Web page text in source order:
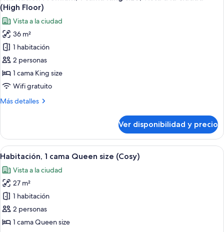
(High
Floor)
King
size,
vista
a
la
ciudad
(High
todas
las
fotos
de
Habitación
Premium,
1
cama
size,
la
ciudad
(High
Floor)
(High Floor)
Vista a la ciudad
36 m²
1 habitación
2 personas
1 cama King size
Wifi gratuito
Más detalles
Más
Premium,
cama
size,
vista
la
ciudad
(High
Floor)
Ver disponibilidad y precio
Ver
todas
las
fotos
de
Habitación,
1
Habitación de hotel con cama,
2
Habitación, 1 cama Queen size (Cosy)
Vista a la ciudad
27 m²
1 habitación
2 personas
1 cama Queen size